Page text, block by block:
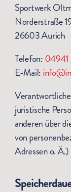
Sportwerk
Norderstraße
26603 Aurich
Telefon:
E-Mail:
juristische
anderen über
von
Adressen o.